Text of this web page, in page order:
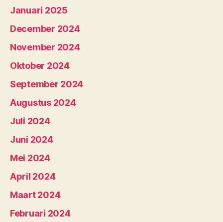
Januari 2025
December 2024
November 2024
Oktober 2024
September 2024
Augustus 2024
Juli 2024
Juni 2024
Mei 2024
April 2024
Maart 2024
Februari 2024